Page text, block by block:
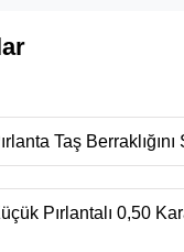
Taş
(Tertemiz, çok nadir
uzmanlar tarafından
Pırlantalı 0,50